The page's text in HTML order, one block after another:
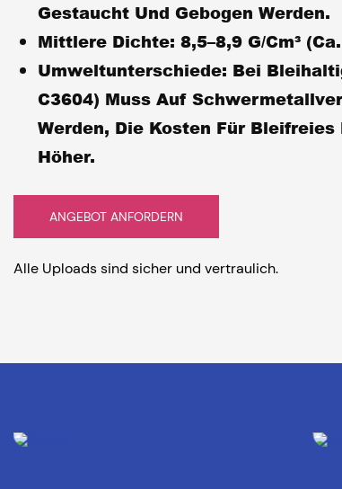
Gestaucht Und Gebogen Werden.
Mittlere Dichte: 8,5–8,9 G/cm³
Umweltunterschiede: Bei
C3604) Muss Auf
Werden, Die Kosten Für Bleifreies
Höher.
ANGEBOT ANFORDERN
Alle Uploads sind sicher und vertraulich.